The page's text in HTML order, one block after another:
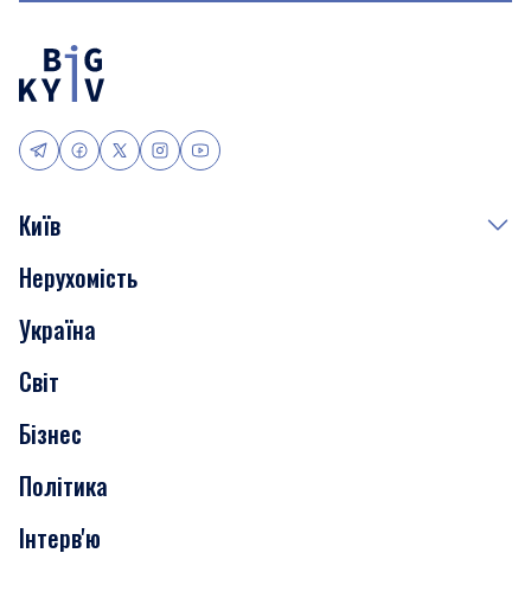
Київ
Події
Скандали
Нерухомість
Транспорт
Нерухомість
Україна
Світ
Бізнес
Політика
Інтерв'ю